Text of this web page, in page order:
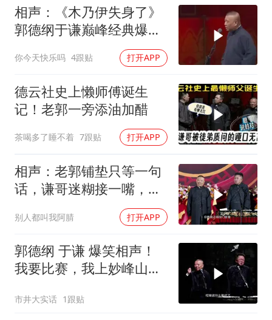
夯实基础开新局
相声：《木乃伊失身了》
郭德纲于谦巅峰经典爆笑
你今天快乐吗 4跟贴 打开APP
德云社史上懒师傅诞生
记！老郭一旁添油加醋
茶喝多了睡不着 7跟贴 打开APP
相声：老郭铺垫只等一句
话，谦哥迷糊接一嘴，包
别人都叫我阿腈 打开APP
郭德纲 于谦 爆笑相声！
我要比赛，我上妙峰山干
祖庙
市井大实话 1跟贴